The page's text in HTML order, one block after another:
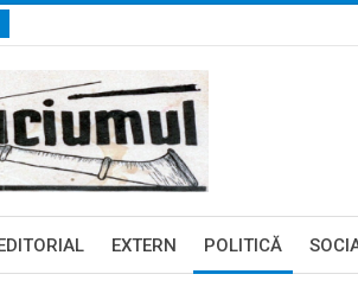
EXTERN POLITICĂ